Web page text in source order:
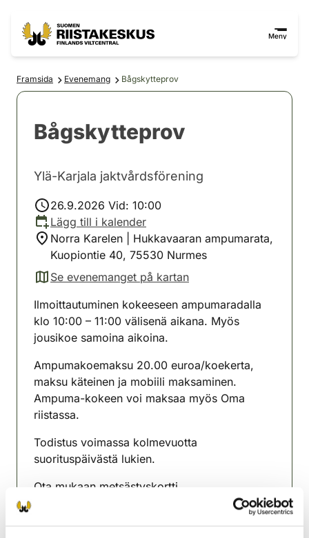
Meny
Framsida Evenemang Bågskytteprov
Bågskytteprov
Ylä-Karjala jaktvårdsförening
26.9.2026 Vid: 10:00
Lägg till i kalender
Norra Karelen | Hukkavaaran ampumarata,
Kuopiontie 40, 75530 Nurmes
Se evenemanget på kartan
(avautuu uuteen välilehteen)
Ilmoittautuminen kokeeseen ampumaradalla
klo 10:00 – 11:00 välisenä aikana. Myös
jousikoe samoina aikoina.
Ampumakoemaksu 20.00 euroa/koekerta,
maksu käteinen ja mobiili maksaminen.
Ampuma-kokeen voi maksaa myös Oma
riistassa.
Todistus voimassa kolmevuotta
suorituspäivästä lukien.
Ota mukaan metsästyskortti,
Lisätiedot:yla-karjala@rhy.riista.fi